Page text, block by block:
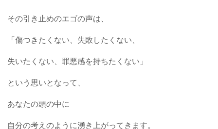
その引き止めのエゴの声は、
「傷つきたくない、失敗したくない、
失いたくない、罪悪感を持ちたくない」
という思いとなって、
あなたの頭の中に
自分の考えのように湧き上がってきます。